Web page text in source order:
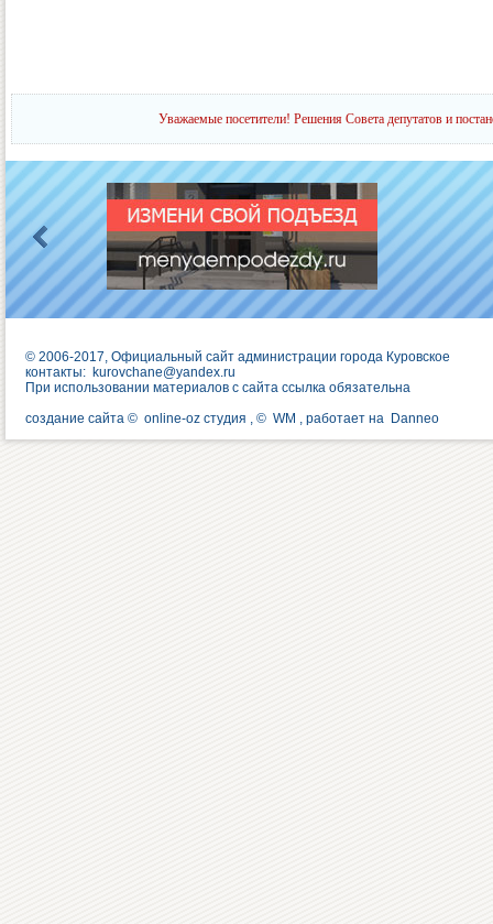
Уважаемые посетители! Решения Совета депутатов и
© 2006-2017, Официальный сайт администрации города Куровское
контакты: kurovchane@yandex.ru
При использовании материалов с сайта ссылка обязательна
создание сайта © online-oz студия , © WM , работает на Danneo